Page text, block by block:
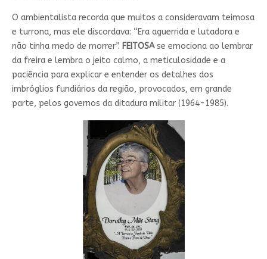
O ambientalista recorda que muitos a consideravam teimosa
e turrona, mas ele discordava: “Era aguerrida e lutadora e
não tinha medo de morrer”. FEITOSAse emociona ao lembrar
da freira e lembra o jeito calmo, a meticulosidade e a
paciência para explicar e entender os detalhes dos
imbróglios fundiários da região, provocados, em grande
parte, pelos governos da ditadura militar (1964-1985).